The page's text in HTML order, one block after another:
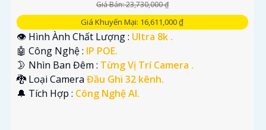
Giá Bán: 23,730,000 ₫
Giá Khuyến Mại: 16,611,000 ₫
👁 Hình Ành Chất Lượng : Ultra 8k .
🤖️ Công Nghệ : IP POE.
🌛 Nhìn Ban Đêm : Từng Vị Trí Camera .
🐉️ Loại Camera Đầu Ghi 32 kênh.
️🔔 Tích Hợp : Công Nghệ AI.